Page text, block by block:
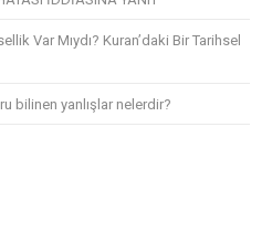
Var Mıydı? Kuran’daki Bir Tarihsel
bilinen yanlışlar nelerdir?